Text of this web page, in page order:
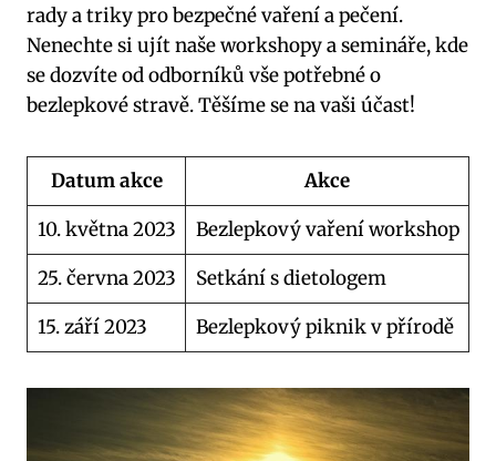
rady a triky pro bezpečné vaření a pečení.
Nenechte si ujít naše workshopy a semináře, kde
se dozvíte od odborníků vše potřebné o
bezlepkové stravě. Těšíme se na vaši účast!
Datum akce
Akce
10. května 2023
Bezlepkový vaření workshop
25. června 2023
Setkání s dietologem
15. září 2023
Bezlepkový piknik v přírodě